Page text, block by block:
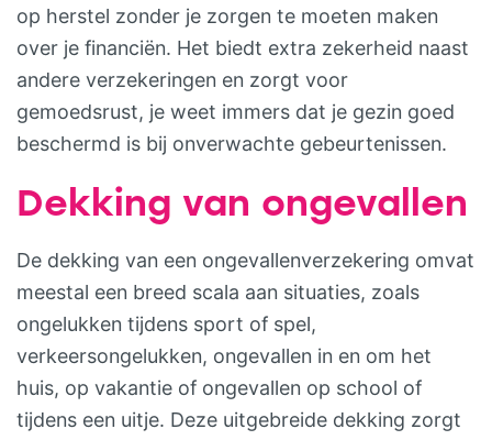
op herstel zonder je zorgen te moeten maken
over je financiën. Het biedt extra zekerheid naast
andere verzekeringen en zorgt voor
gemoedsrust, je weet immers dat je gezin goed
beschermd is bij onverwachte gebeurtenissen.
Dekking van ongevallen
De dekking van een ongevallenverzekering omvat
meestal een breed scala aan situaties, zoals
ongelukken tijdens sport of spel,
verkeersongelukken, ongevallen in en om het
huis, op vakantie of ongevallen op school of
tijdens een uitje. Deze uitgebreide dekking zorgt